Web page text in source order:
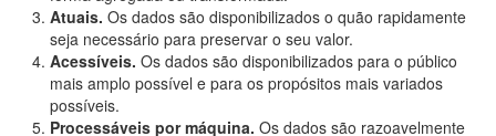
Atuais. Os dados são disponibilizados o quão rapidamente
seja necessário para preservar o seu valor.
Acessíveis. Os dados são disponibilizados para o público
mais amplo possível e para os propósitos mais variados
possíveis.
Processáveis por máquina. Os dados são razoavelmente